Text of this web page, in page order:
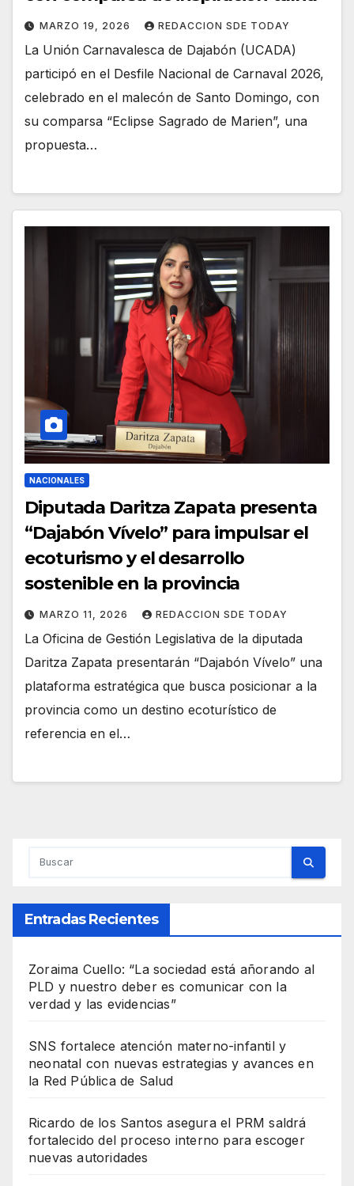
MARZO 19, 2026 REDACCION SDE TODAY
La Unión Carnavalesca de Dajabón (UCADA)
participó en el Desfile Nacional de Carnaval 2026,
celebrado en el malecón de Santo Domingo, con
su comparsa “Eclipse Sagrado de Marien”, una
propuesta…
NACIONALES
Diputada Daritza Zapata presenta
“Dajabón Vívelo” para impulsar el
ecoturismo y el desarrollo
sostenible en la provincia
MARZO 11, 2026 REDACCION SDE TODAY
La Oficina de Gestión Legislativa de la diputada
Daritza Zapata presentarán “Dajabón Vívelo” una
plataforma estratégica que busca posicionar a la
provincia como un destino ecoturístico de
referencia en el…
Entradas Recientes
Zoraima Cuello: “La sociedad está añorando al
PLD y nuestro deber es comunicar con la
verdad y las evidencias”
SNS fortalece atención materno-infantil y
neonatal con nuevas estrategias y avances en
la Red Pública de Salud
Ricardo de los Santos asegura el PRM saldrá
fortalecido del proceso interno para escoger
nuevas autoridades